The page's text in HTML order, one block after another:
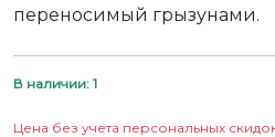
переносимый грызунами.
В наличии: 1
Цена без учета персональных